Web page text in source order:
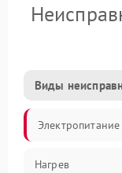
Виды
Электропитание
Нагрев